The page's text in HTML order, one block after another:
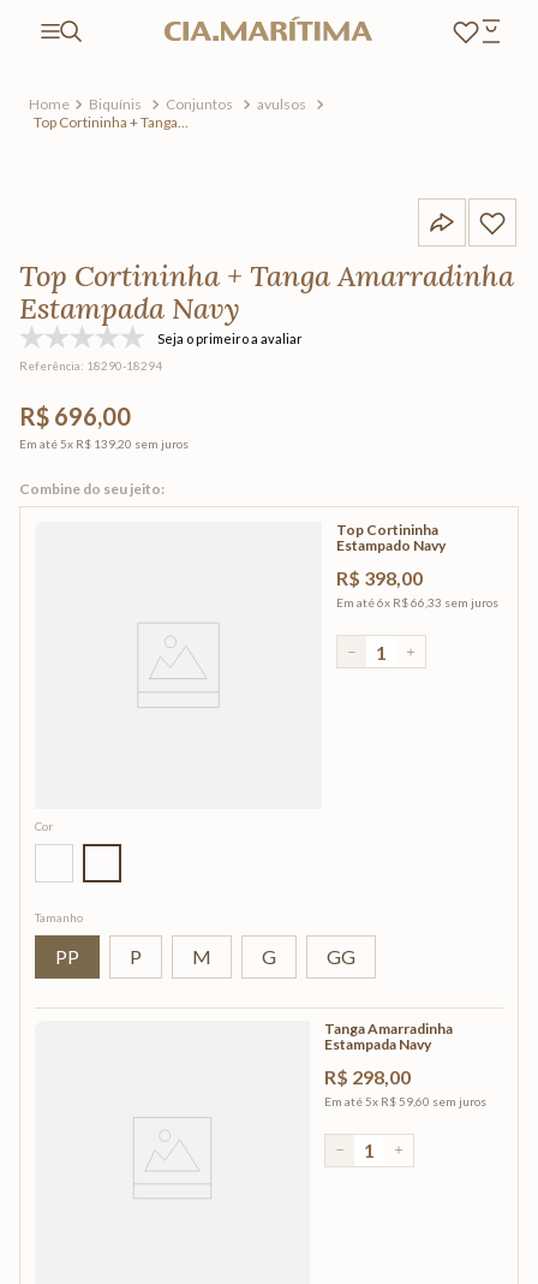
Biquínis Conjuntos
avulsos
Top Cortininha + Tanga
Top Cortininha + Tanga Amarradinha
Estampada Navy
Seja o primeiro a avaliar
Referência: 18290-18294
R$ 696,00
Em até 5x R$ 139,20 sem juros
Top Cortininha
Estampado Navy
R$ 398,00
Em até6x R$66 33 sem juros
＋
－
Cor
Tamanho
PP P M G GG
Tanga Amarradinha
Estampada Navy
R$ 298 00
Em até 5x R$ 59,60 sem juros
＋
－